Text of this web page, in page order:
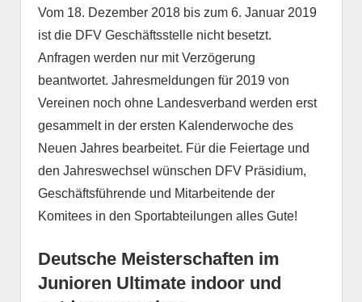
Vom 18. Dezember 2018 bis zum 6. Januar 2019
ist die DFV Geschäftsstelle nicht besetzt.
Anfragen werden nur mit Verzögerung
beantwortet. Jahresmeldungen für 2019 von
Vereinen noch ohne Landesverband werden erst
gesammelt in der ersten Kalenderwoche des
Neuen Jahres bearbeitet. Für die Feiertage und
den Jahreswechsel wünschen DFV Präsidium,
Geschäftsführende und Mitarbeitende der
Komitees in den Sportabteilungen alles Gute!
Deutsche Meisterschaften im
Junioren Ultimate indoor und